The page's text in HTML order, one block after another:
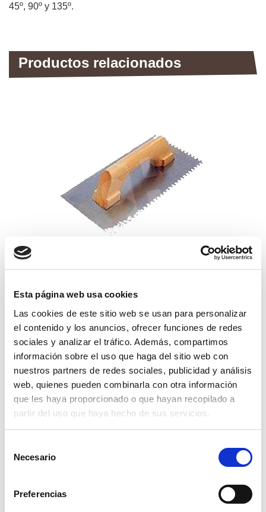
Esta página web usa cookies
Las cookies de este sitio web se usan para personalizar
el contenido y los anuncios, ofrecer funciones de redes
sociales y analizar el tráfico. Además, compartimos
información sobre el uso que haga del sitio web con
nuestros partners de redes sociales, publicidad y análisis
web, quienes pueden combinarla con otra información
que les haya proporcionado o que hayan recopilado a
partir del uso que haya hecho de sus servicios.
Necesario
Preferencias
45º, 90º y 135º.
Productos relacionados
llana dentada 353150c
21,90€ comprar